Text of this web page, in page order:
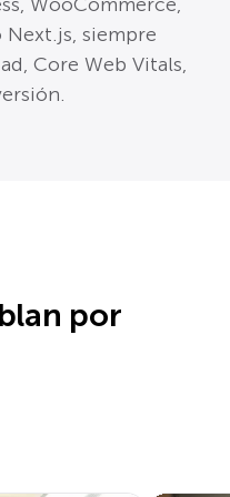
Next.js, siempre
Core Web Vitals,
por